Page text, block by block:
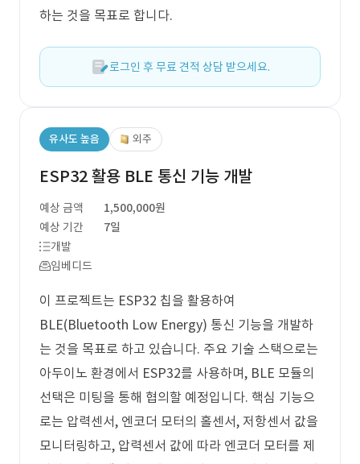
하는 것을 목표로 합니다.
로그인 후 무료 견적 상담 받으세요.
유사도 높음 외주
ESP32 활용 BLE 통신 기능 개발
예상 금액
1,500,000원
예상 기간
7일
개발
임베디드
이 프로젝트는 ESP32 칩을 활용하여
BLE(Bluetooth Low Energy) 통신 기능을 개발하
는 것을 목표로 하고 있습니다. 주요 기술 스택으로는
아두이노 환경에서 ESP32를 사용하며, BLE 모듈의
선택은 미팅을 통해 협의할 예정입니다. 핵심 기능으
로는 압력센서, 엔코더 모터의 홀센서, 저항센서 값을
모니터링하고, 압력센서 값에 따라 엔코더 모터를 제